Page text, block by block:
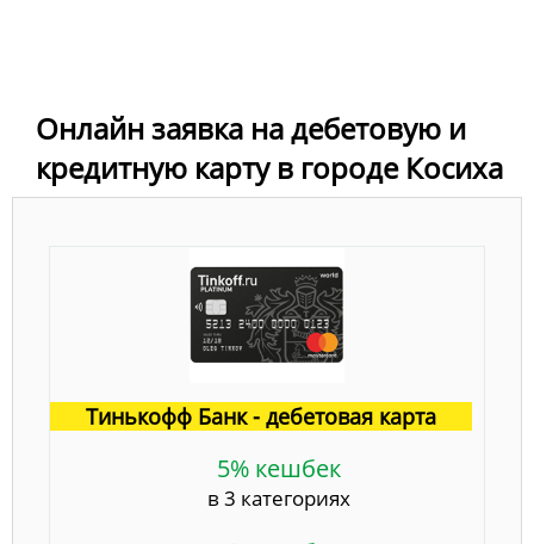
Онлайн заявка на дебетовую и
кредитную карту в городе Косиха
Тинькофф Банк - дебетовая карта
5% кешбек
в 3 категориях